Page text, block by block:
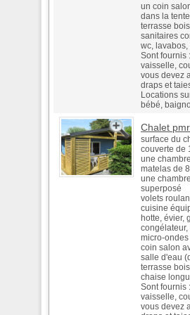
un coin
dans la
terrasse
sanitaires
wc,
Sont fournis
vaisselle,
vous devez
draps et
Locations
bébé,
Chalet
surface du
couverte de
une
matelas de
une
superposé
volets
cuisine
hotte, évier,
congélateur,
micro-
coin salon
salle d'eau
terrasse
chaise
Sont fournis
vaisselle,
vous devez